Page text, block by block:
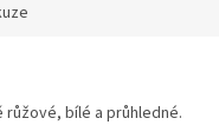
růžové, bílé a průhledné.